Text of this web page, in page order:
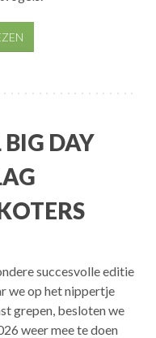
BIG DAY
succesvolle editie
we op het nippertje
grepen, besloten we
weer mee te doen